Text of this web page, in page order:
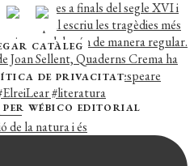
de la natura i és
CATÀLEG
DE PRIVACITAT
WÉBICO EDITORIAL